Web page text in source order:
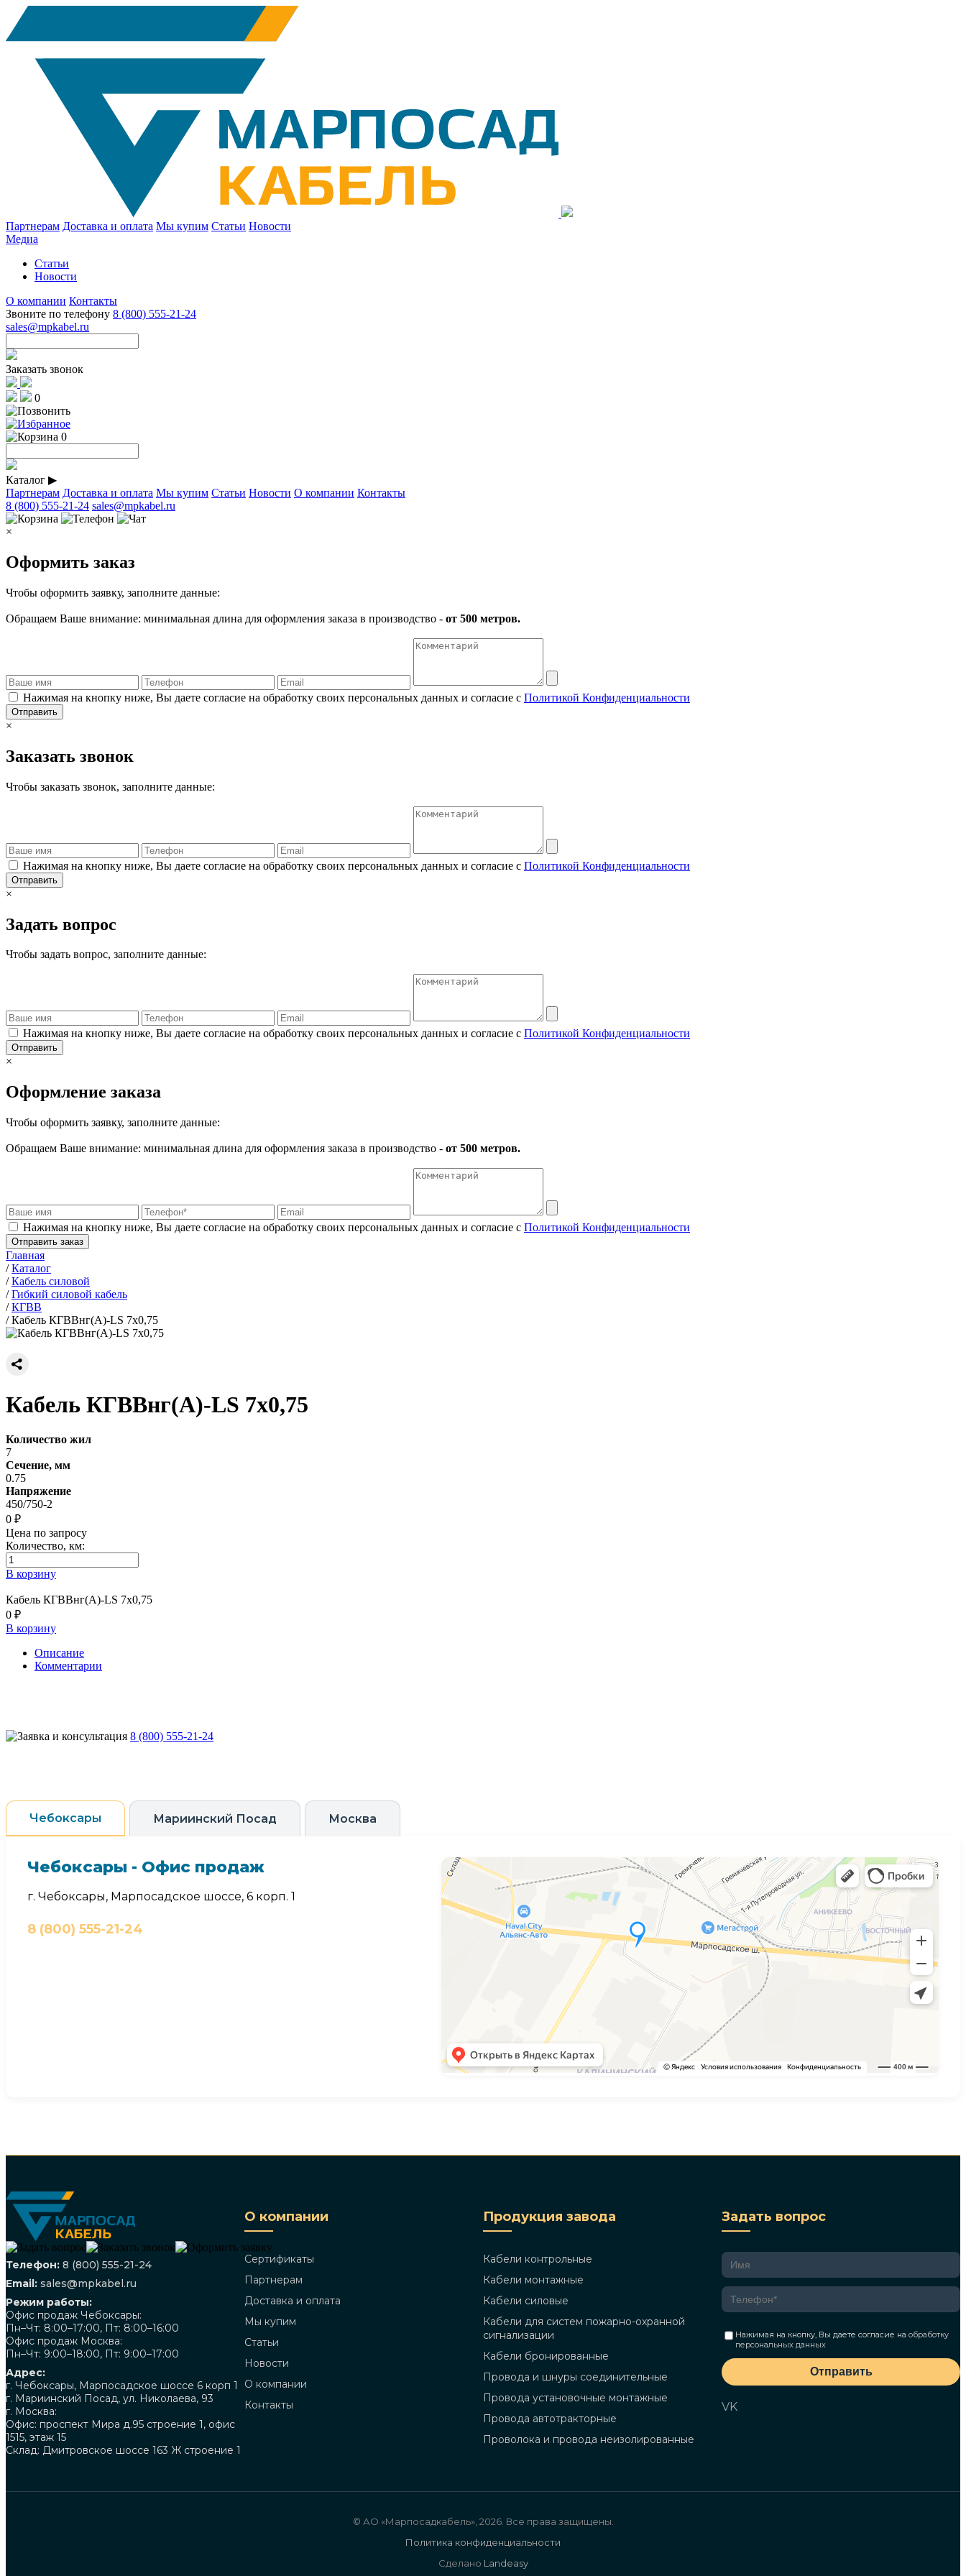
Партнерам Доставка и оплата Мы купим Статьи Новости
Медиа
Статьи
Новости
О компании Контакты
Звоните по телефону 8 (800) 555-21-24
sales@mpkabel.ru
Заказать звонок
0
0
Каталог ▶
Партнерам Доставка и оплата Мы купим Статьи Новости О компании Контакты
8 (800) 555-21-24 sales@mpkabel.ru
×
Оформить заказ
Чтобы оформить заявку, заполните данные:
Обращаем Ваше внимание: минимальная длина для оформления заказа в производство - от 500 метров.
Нажимая на кнопку ниже, Вы даете согласие на обработку своих персональных данных и согласие с Политикой Конфиденциальности
Отправить
×
Заказать звонок
Чтобы заказать звонок, заполните данные:
Нажимая на кнопку ниже, Вы даете согласие на обработку своих персональных данных и согласие с Политикой Конфиденциальности
Отправить
×
Задать вопрос
Чтобы задать вопрос, заполните данные:
Нажимая на кнопку ниже, Вы даете согласие на обработку своих персональных данных и согласие с Политикой Конфиденциальности
Отправить
×
Оформление заказа
Чтобы оформить заявку, заполните данные:
Обращаем Ваше внимание: минимальная длина для оформления заказа в производство - от 500 метров.
Нажимая на кнопку ниже, Вы даете согласие на обработку своих персональных данных и согласие с Политикой Конфиденциальности
Отправить заказ
Главная
/Каталог
/Кабель силовой
/Гибкий силовой кабель
/КГВВ
/Кабель КГВВнг(А)-LS 7х0,75
Кабель КГВВнг(А)-LS 7х0,75
Количество жил
7
Сечение, мм
0.75
Напряжение
450/750-2
0 ₽
Цена по запросу
Количество, км:
В корзину
Кабель КГВВнг(А)-LS 7х0,75
0 ₽
В корзину
Описание
Комментарии
8 (800) 555-21-24
Чебоксары Мариинский Посад Москва
Чебоксары - Офис продаж
г. Чебоксары, Марпосадское шоссе, 6 корп. 1
8 (800) 555-21-24
Телефон: 8 (800) 555-21-24
Email: sales@mpkabel.ru
Режим работы:
Офис продаж Чебоксары:
Пн–Чт: 8:00–17:00, Пт: 8:00–16:00
Офис продаж Москва:
Пн–Чт: 9:00–18:00, Пт: 9:00–17:00
Адрес:
г. Чебоксары, Марпосадское шоссе 6 корп 1
г. Мариинский Посад, ул. Николаева, 93
г. Москва:
Офис: проспект Мира д.95 строение 1, офис
1515, этаж 15
Склад: Дмитровское шоссе 163 Ж строение 1
О компании
Сертификаты
Партнерам
Доставка и оплата
Мы купим
Статьи
Новости
О компании
Контакты
Продукция завода
Кабели контрольные
Кабели монтажные
Кабели силовые
Кабели для систем пожарно-охранной
сигнализации
Кабели бронированные
Провода и шнуры соединительные
Провода установочные монтажные
Провода автотракторные
Проволока и провода неизолированные
Задать вопрос
Нажимая на кнопку, Вы даете согласие на обработку
персональных данных
Отправить
VK
© АО «Марпосадкабель», 2026. Все права защищены.
Политика конфиденциальности
Сделано Landeasy